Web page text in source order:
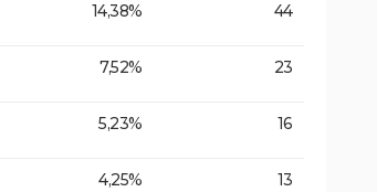
14,38% 44
7,52% 23
5,23% 16
4,25% 13